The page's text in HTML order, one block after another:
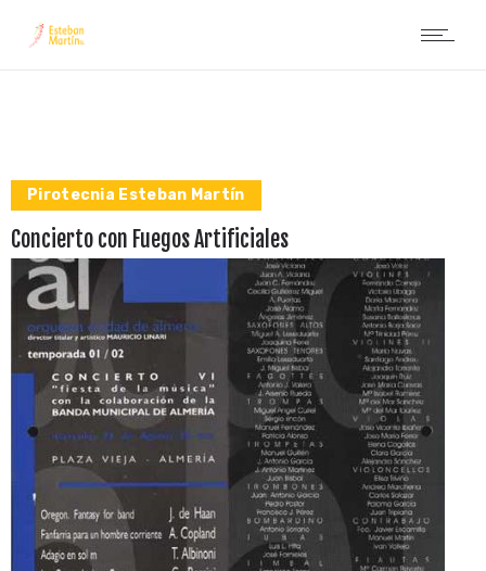
Pirotecnia Esteban Martín
Concierto con Fuegos Artificiales